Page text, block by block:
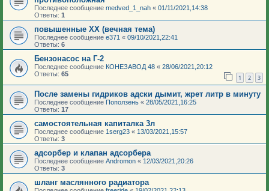
Последнее сообщение medved_1_nah « 01/11/2021,14:38
Ответы: 1
повышенные ХХ (вечная тема)
Последнее сообщение e371 « 09/10/2021,22:41
Ответы: 6
Бензонасос на Г-2
Последнее сообщение КОНЕЗАВОД 48 « 28/06/2021,20:12
Ответы: 65 1 2 3
После замены гидриков адски дымит, жрет литр в минуту
Последнее сообщение Поползень « 28/05/2021,16:25
Ответы: 17
самостоятельная капиталка 3л
Последнее сообщение 1serg23 « 13/03/2021,15:57
Ответы: 3
адсорбер и клапан адсорбера
Последнее сообщение Andromon « 12/03/2021,20:26
Ответы: 3
шланг маслянного радиатора